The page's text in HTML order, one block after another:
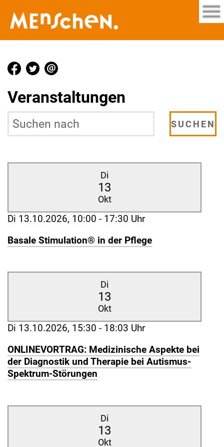
Veranstaltungen
Di
13
Okt
Di 13.10.2026, 10:00 - 17:30 Uhr
Basale Stimulation® in der Pflege
Di
13
Okt
Di 13.10.2026, 15:30 - 18:03 Uhr
ONLINEVORTRAG: Medizinische Aspekte bei
der Diagnostik und Therapie bei Autismus-
Spektrum-Störungen
Di
13
Okt